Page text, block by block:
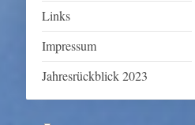
Links
Impressum
Jahresrückblick 2023